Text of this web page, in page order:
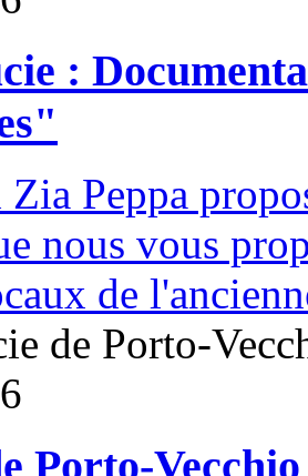
:
Peppa
nous vous
de
de Porto-
Porto-Vecchio